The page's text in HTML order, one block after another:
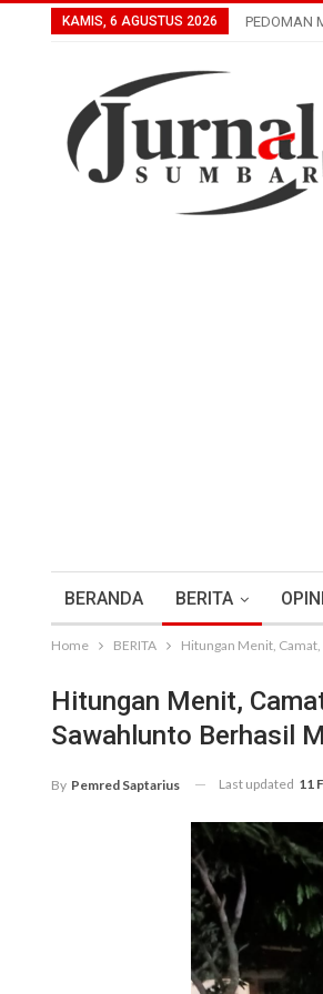
KAMIS, 6 AGUSTUS 2026 PEDOMAN
BERANDA BERITA OPINI
Home BERITA Hitungan Menit, Camat,
Hitungan Menit,
Sawahlunto Berhasil
By Pemred Saptarius Last updated 11